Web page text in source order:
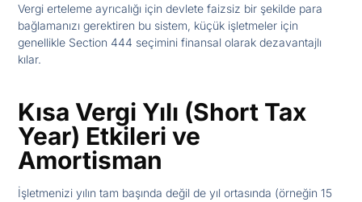
Vergi erteleme ayrıcalığı için devlete faizsiz bir şekilde para
bağlamanızı gerektiren bu sistem, küçük işletmeler için
genellikle Section 444 seçimini finansal olarak dezavantajlı
kılar.
Kısa Vergi Yılı (Short Tax
Year) Etkileri ve
Amortisman
İşletmenizi yılın tam başında değil de yıl ortasında (örneğin 15